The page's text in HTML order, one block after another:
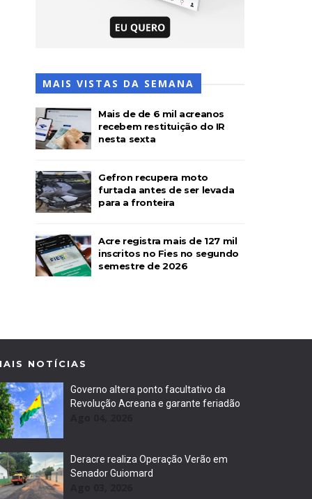
MAIS VISTAS DA SEMANA
Mais de de 6 mil acreanos
recebem restituição do IR
nesta sexta
Gefron recupera moto
furtada antes de ser levada
para a fronteira
Acre registra mais de 127 mil
inscritos no Fies no segundo
semestre de 2026
NOTÍCIAS
Governo altera ponto facultativo da
Revolução Acreana e garante feriadão
Deracre realiza Operação Verão em
Senador Guiomard